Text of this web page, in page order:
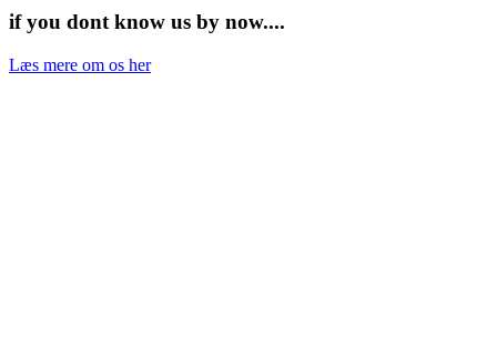
if you dont know us by now....
Læs mere om os her